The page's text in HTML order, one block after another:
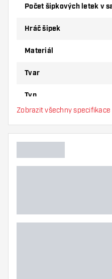
letky, abyste zjistili,
Počet šipkových letek v
Hráč šipek
Materiál
Tvar
Typ
Další barvy
Zobrazit všechny specifikace